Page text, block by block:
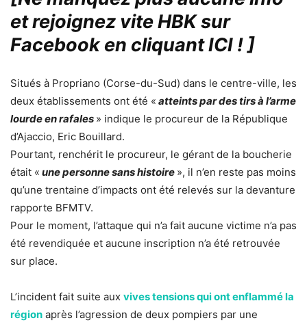
et rejoignez vite HBK sur
Facebook en cliquant ICI !]
Situés à Propriano (Corse-du-Sud) dans le centre-ville, les
deux établissements ont été « atteints par des tirs à l’arme
lourde en rafales » indique le procureur de la République
d’Ajaccio, Eric Bouillard.
Pourtant, renchérit le procureur, le gérant de la boucherie
était « une personne sans histoire », il n’en reste pas moins
qu’une trentaine d’impacts ont été relevés sur la devanture
rapporte BFMTV.
Pour le moment, l’attaque qui n’a fait aucune victime n’a pas
été revendiquée et aucune inscription n’a été retrouvée
sur place.
L’incident fait suite aux vives tensions qui ont enflammé la
région après l’agression de deux pompiers par une